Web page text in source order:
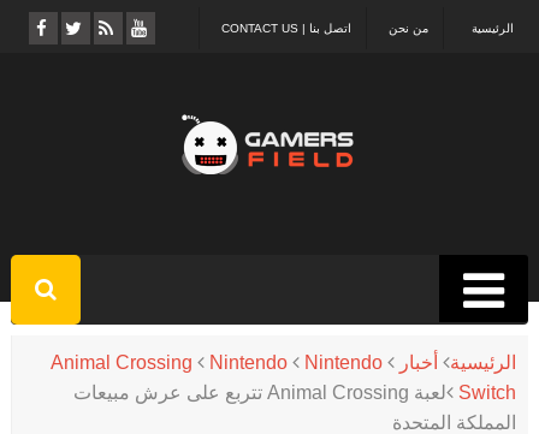
اتصل بنا | CONTACT US من نحن الرئيسية
الرئيسية أخبار Animal Crossing Nintendo
Nintendo
Switch
لعبة Animal Crossing تتربع على عرش مبيعات
المملكة المتحدة